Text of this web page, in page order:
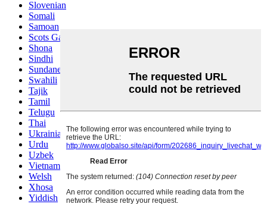
Slovenian
Somali
Samoan
Scots Gaelic
Shona
Sindhi
Sundanese
Swahili
Tajik
Tamil
Telugu
Thai
Ukrainian
Urdu
Uzbek
Vietnamese
Welsh
Xhosa
Yiddish